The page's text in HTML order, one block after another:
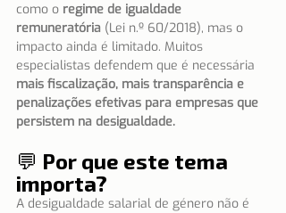
como o regime de igualdade
remuneratória (Lei n.º 60/2018), mas o
impacto ainda é limitado. Muitos
especialistas defendem que é necessária
mais fiscalização, mais transparência e
penalizações efetivas para empresas que
persistem na desigualdade.
💬 Por que este tema
importa?
A desigualdade salarial de género não é